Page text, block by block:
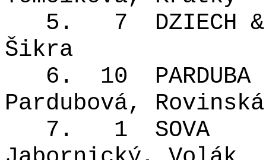
5.
7
DZIECH
Šikra
6.
10
PARDUBA
Pardubová, Rovinská
7.
1
SOVA